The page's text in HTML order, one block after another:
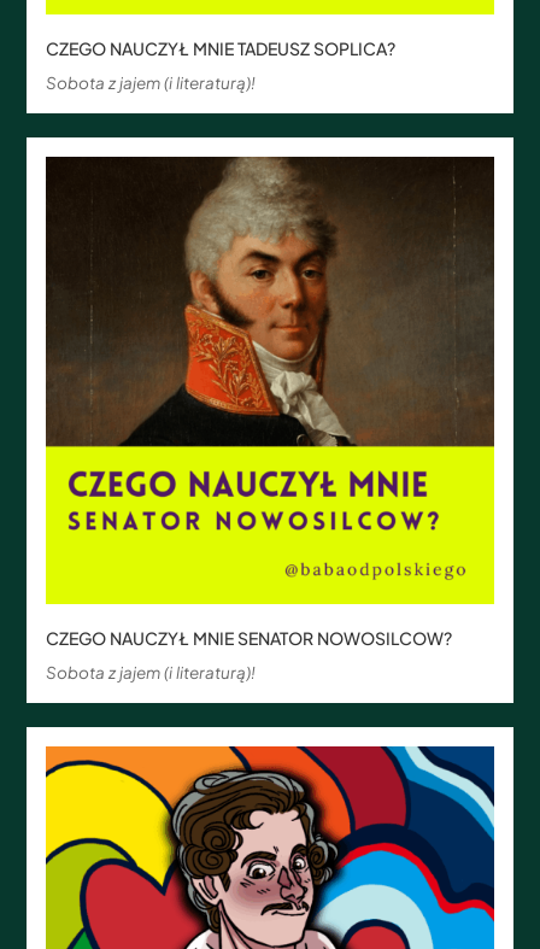
CZEGO NAUCZYŁ MNIE TADEUSZ SOPLICA?
Sobota z jajem (i literaturą)!
CZEGO NAUCZYŁ MNIE SENATOR NOWOSILCOW?
Sobota z jajem (i literaturą)!